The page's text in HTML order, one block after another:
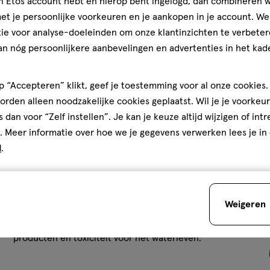
Cosmos Natural
Cosmos Natural is een milieulabel voor cosmetica en
normen voor de biologische afbreekbaarheid van de
producten en toxiciteit voor het waterleven.
je persoonlijke voorkeuren en je aankopen in je account.
voor analyse-doeleinden om onze klantinzichten te
nóg persoonlijkere aanbevelingen en advertenties in het
“Accepteren” klikt, geef je toestemming voor al onze cookies.
alleen noodzakelijke cookies geplaatst. Wil je je
dan voor “Zelf instellen”. Je kan je keuze altijd wijzigen of
. Meer informatie over hoe we je gegevens verwerken lees je in
.
Weigeren